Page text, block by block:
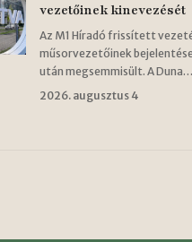
vezetőinek kinevezését
Az M1 Híradó frissített
műsorvezetőinek
után megsemmisült. A Duna…
2026. augusztus 4